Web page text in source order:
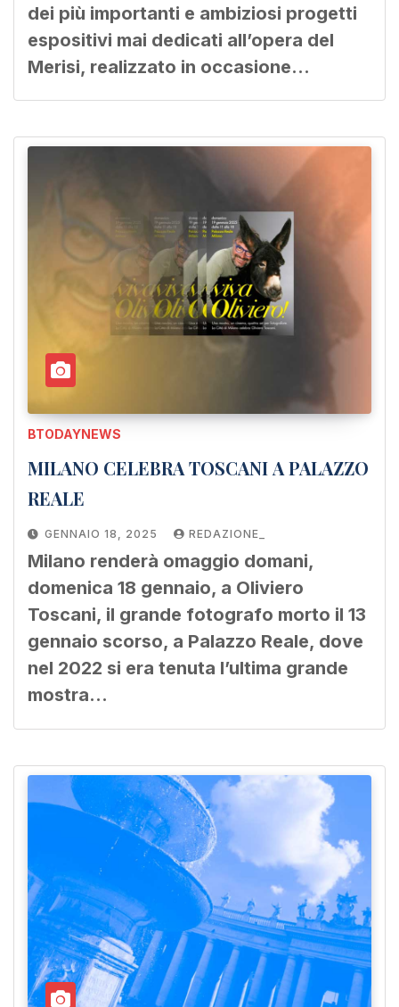
dei più importanti e ambiziosi progetti
espositivi mai dedicati all’opera del
Merisi, realizzato in occasione…
BTODAYNEWS
MILANO CELEBRA TOSCANI A PALAZZO
REALE
GENNAIO 18, 2025 REDAZIONE_
Milano renderà omaggio domani,
domenica 18 gennaio, a Oliviero
Toscani, il grande fotografo morto il 13
gennaio scorso, a Palazzo Reale, dove
nel 2022 si era tenuta l’ultima grande
mostra…